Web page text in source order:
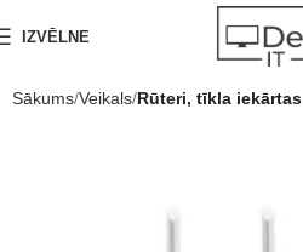
IZVĒLNE
Sākums Veikals Rūteri, tīkla iekārtas